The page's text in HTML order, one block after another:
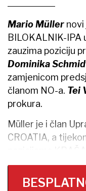
Mario Müller
BILOKALNIK-IPA
zauzima poziciju
Dominika
zamjenicom
članom NO-a. Tei
prokura.
Müller je i član
CROATIA, a